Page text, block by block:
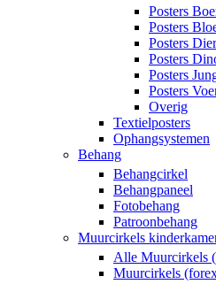
Posters
Posters
Posters
Posters
Posters
Posters
Overig
Textielposters
Ophangsystemen
Behang
Behangcirkel
Behangpaneel
Fotobehang
Patroonbehang
Muurcirkels
Alle Muurcirkels
Muurcirkels